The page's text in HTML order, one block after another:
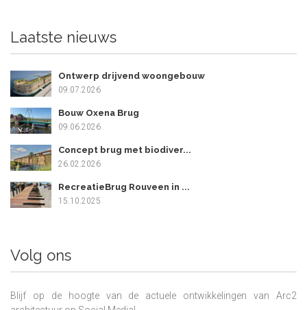
Laatste nieuws
Ontwerp drijvend woongebouw
09.07.2026
Bouw Oxena Brug
09.06.2026
Concept brug met biodiver...
26.02.2026
RecreatieBrug Rouveen in ...
15.10.2025
Volg ons
Blijf op de hoogte van de actuele ontwikkelingen van Arc2